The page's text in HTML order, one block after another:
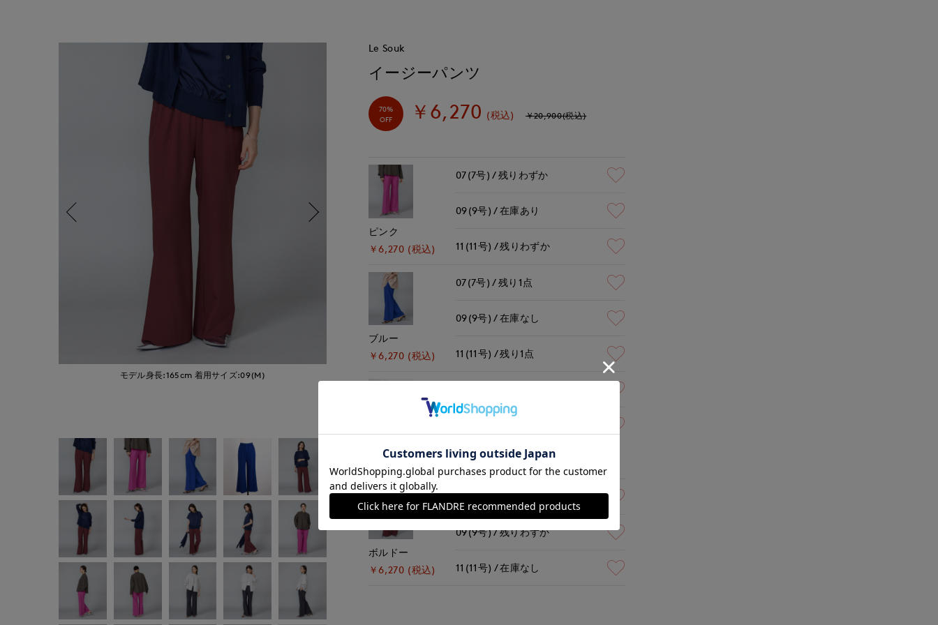
モデル身長:165cm 着用サイズ:09(M)
Le Souk
イージーパンツ
70%
OFF
￥6,270 (税込) ￥20,900(税込)
ピンク
￥6,270 (税込)
07(7号) 残りわずか
09(9号) 在庫あり
11(11号) 残りわずか
ブルー
￥6,270 (税込)
07(7号) 残り1点
09(9号) 在庫なし
11(11号) 残り1点
ボルドー
￥6,270 (税込)
07(7号) 在庫なし
09(9号) 残りわずか
11(11号) 在庫なし